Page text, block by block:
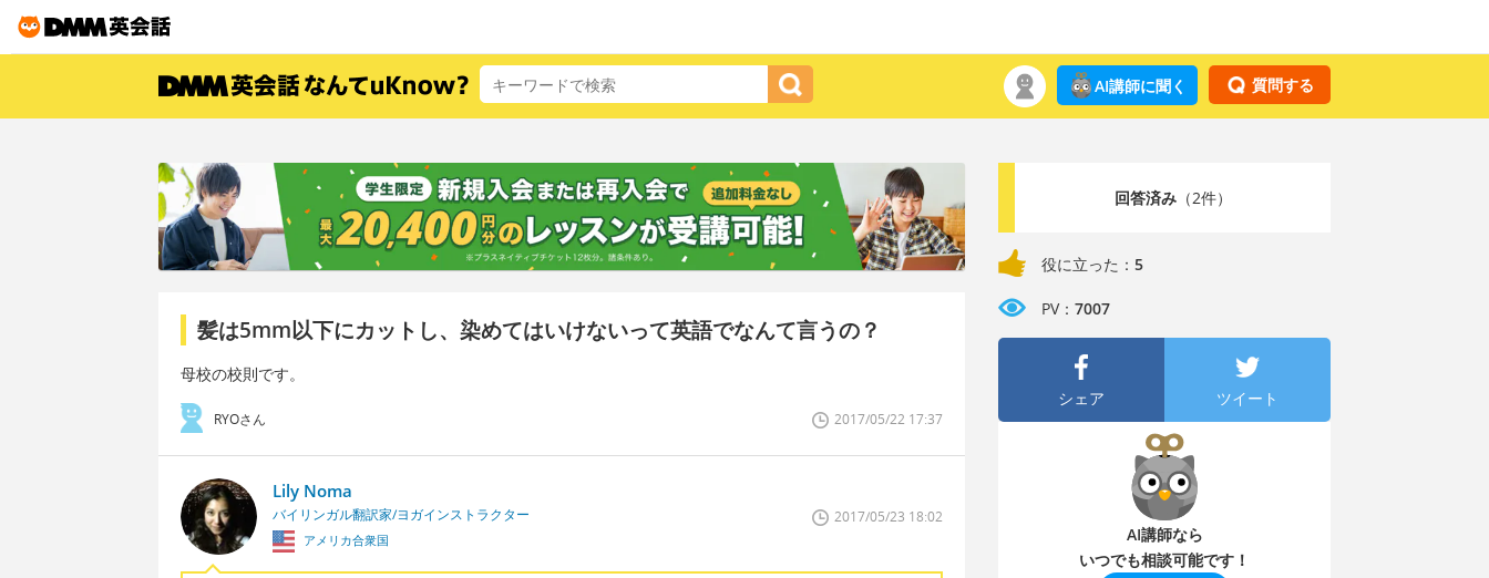
質問する
AI講師に聞く
髪は5mm以下にカットし、染めてはいけないって英語でなんて言うの？
母校の校則です。
RYOさん 2017/05/22 17:37
Lily Noma
バイリンガル翻訳家/ヨガインストラクター
アメリカ合衆国
2017/05/23 18:02
回答済み（2件）
役に立った： 5
PV： 7007
シェア ツイート
AI講師なら
いつでも相談可能です！